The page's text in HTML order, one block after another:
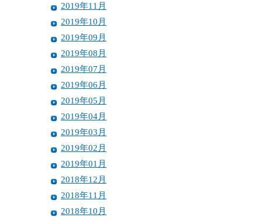
2019年11月
2019年10月
2019年09月
2019年08月
2019年07月
2019年06月
2019年05月
2019年04月
2019年03月
2019年02月
2019年01月
2018年12月
2018年11月
2018年10月